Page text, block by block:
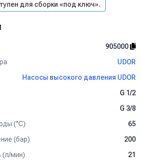
для сборки «под ключ».
905000
UDOR
Насосы высокого давления UDOR
G 1/2
G 3/8
(°C)
65
(бар)
200
(л/мин)
21